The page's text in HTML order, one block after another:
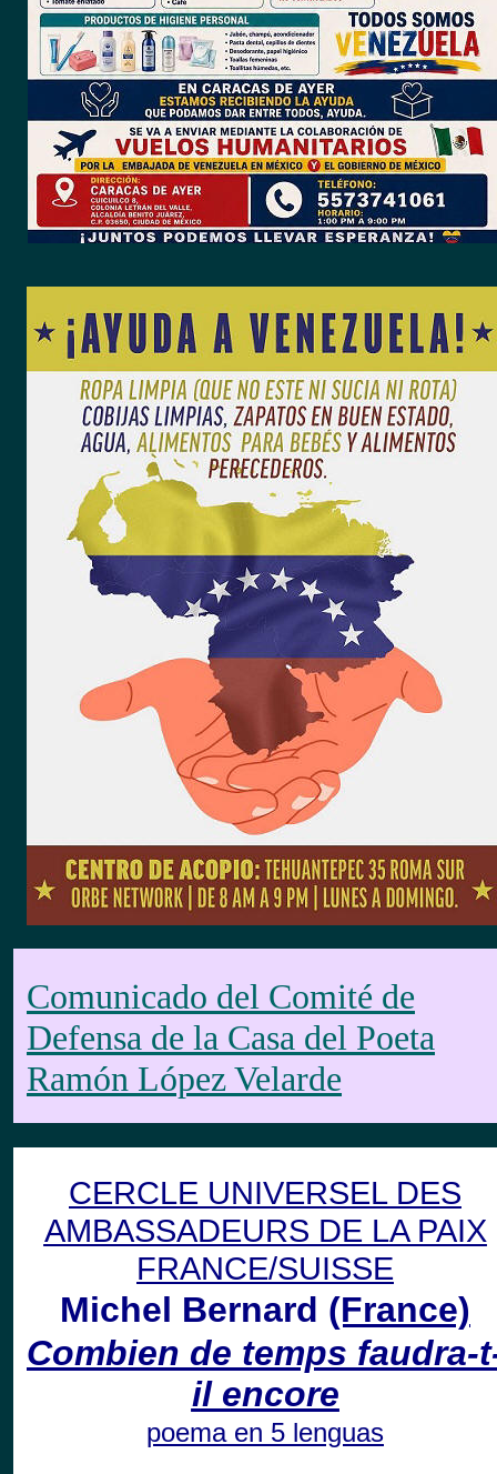
Comunicado del Comité de
Defensa de la Casa del Poeta
Ramón López Velarde
CERCLE UNIVERSEL DES
AMBASSADEURS DE LA PAIX
FRANCE/SUISSE
Michel Bernard (France)
Combien de temps faudra-
il encore
poema en 5 lenguas